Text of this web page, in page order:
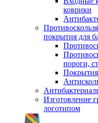
коврики
покрытия для
пороги,
Покрытия
Изготовление
логотипом